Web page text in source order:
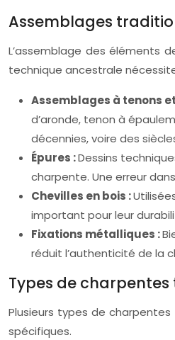
Assemblages
L’assemblage des éléments
technique ancestrale
Assemblages à tenons
d’aronde, tenon à
décennies, voire des
Épures :Dessins
charpente. Une erreur
Chevilles en bois :
important pour leur
Fixations métalliques :
réduit l’authenticité de la
Types de
Plusieurs types de
spécifiques.